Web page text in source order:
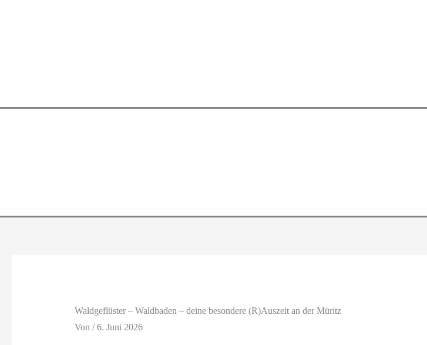
Waldgeflüster – Waldbaden – deine besondere (R)Auszeit an der Müritz
Von /6. Juni 2026